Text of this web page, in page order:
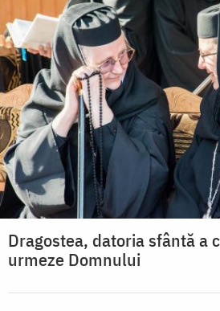
Dragostea, datoria sfântă a
urmeze Domnului